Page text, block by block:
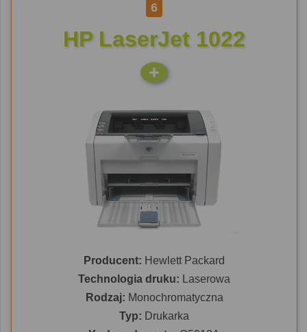
6
HP LaserJet 1022
Producent: Hewlett Packard
Technologia druku: Laserowa
Rodzaj: Monochromatyczna
Typ: Drukarka